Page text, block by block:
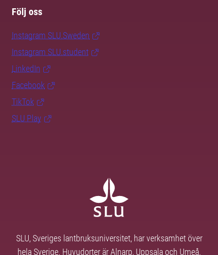
Följ oss
Instagram SLU.Sweden
Instagram SLU.student
LinkedIn
Facebook
TikTok
SLU Play
SLU, Sveriges lantbruksuniversitet, har verksamhet över
hela Sverige. Huvudorter är Alnarp, Uppsala och Umeå.